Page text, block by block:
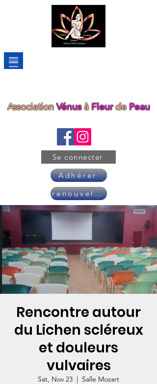
AssociationVénus à Fleurde Peau
Se connecter
Adhérer
renouveler son adhésion
Rencontre autour
du Lichen scléreux
et douleurs
vulvaires
Sat, Nov 23
  |
Salle Mozart